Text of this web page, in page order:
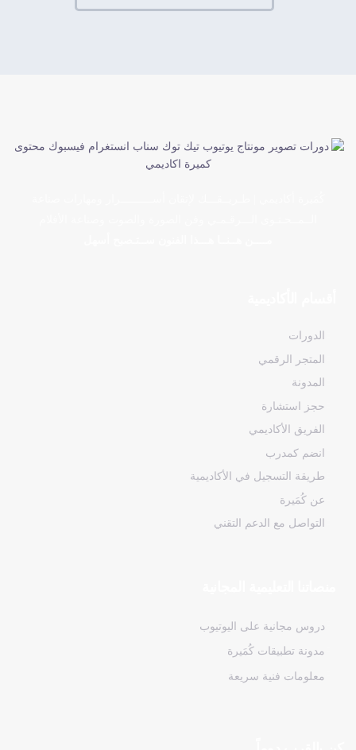
الدورات
المتجر الرقمي
المدونة
حجز استشارة
الفريق الأكاديمي
انضم كمدرب
طريقة التسجيل في الأكاديمية
عن كُمَيرة
التواصل مع الدعم التقني
دروس مجانية على اليوتيوب
مدونة تطبيقات كُمَيرة
معلومات فنية سريعة